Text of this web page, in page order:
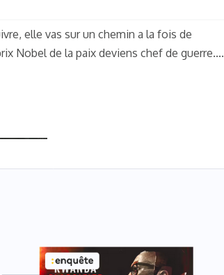
elle vas sur un chemin a la fois de
Nobel de la paix deviens chef de guerre....